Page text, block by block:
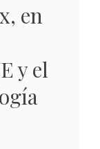
en
y el